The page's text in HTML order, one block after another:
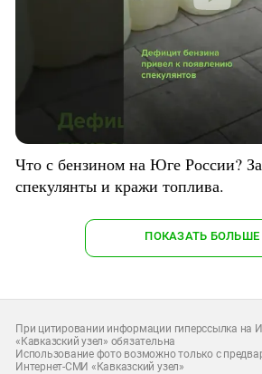
Что с бензином на Юге России?
спекулянты и кражи топлива.
ПОКАЗАТЬ БОЛЬШЕ
При цитировании информации гиперссылка на
«Кавказский узел» обязательна
Использование фото возможно только с
Интернет-СМИ «Кавказский узел»